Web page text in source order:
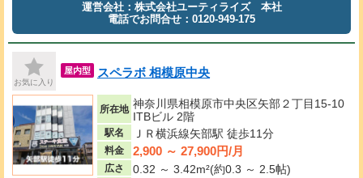
運営会社：株式会社ユーティライズ 本社
電話でお問合せ：0120-949-175
お気に入り
屋内型 スペラボ 相模原中央
所在地 神奈川県相模原市中央区矢部２丁目15-10
ITBビル 2階
駅名 ＪＲ横浜線矢部駅 徒歩11分
料金 2,900 ～ 27,900円/月
広さ 0.32 ～ 3.42m²(約0.3 ～ 2.5帖)